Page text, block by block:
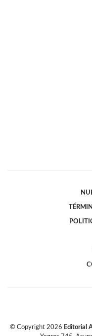
© Copyright 2026 Editorial